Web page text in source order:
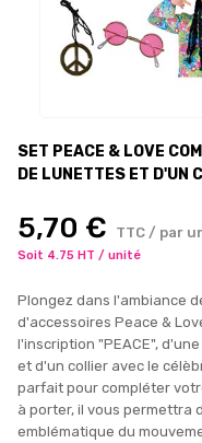
SET PEACE & LOVE
DE LUNETTES ET D'UN
5,70 € TTC / par
Soit 4.75 HT / unité
Plongez dans l'ambiance
d'accessoires Peace &
l'inscription "PEACE",
et d'un collier avec le
parfait pour compléter
à porter, il vous permettra
emblématique du